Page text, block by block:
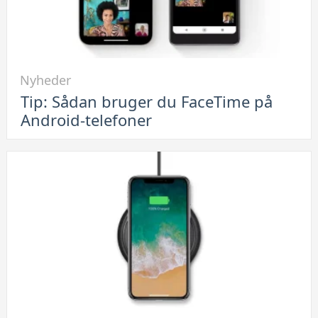
Tip:
Sådan
Nyheder
Tip: Sådan bruger du FaceTime på
Android-telefoner